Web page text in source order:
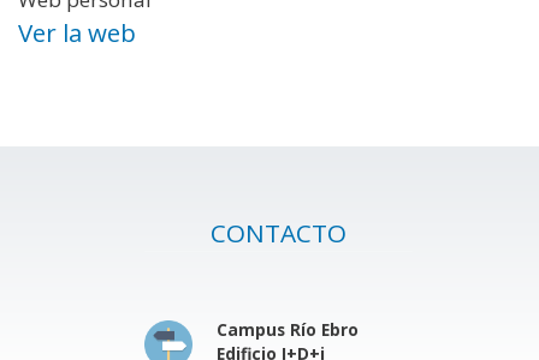
Ver la web
CONTACTO
Campus Río Ebro
Edificio I+D+i